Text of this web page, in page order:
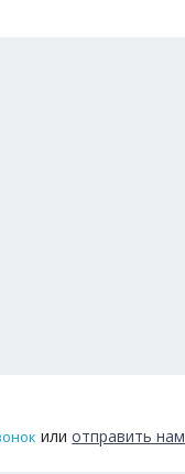
илиотправить